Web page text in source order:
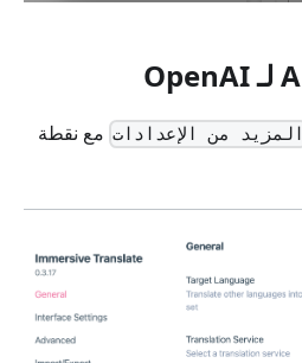
المزيد من الإعدادات مع نقطة